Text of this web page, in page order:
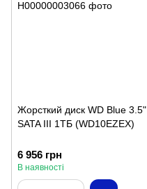
Жорсткий диск WD Blue 3.5"
SATA III 1ТБ (WD10EZEX)
6 956 грн
В наявності